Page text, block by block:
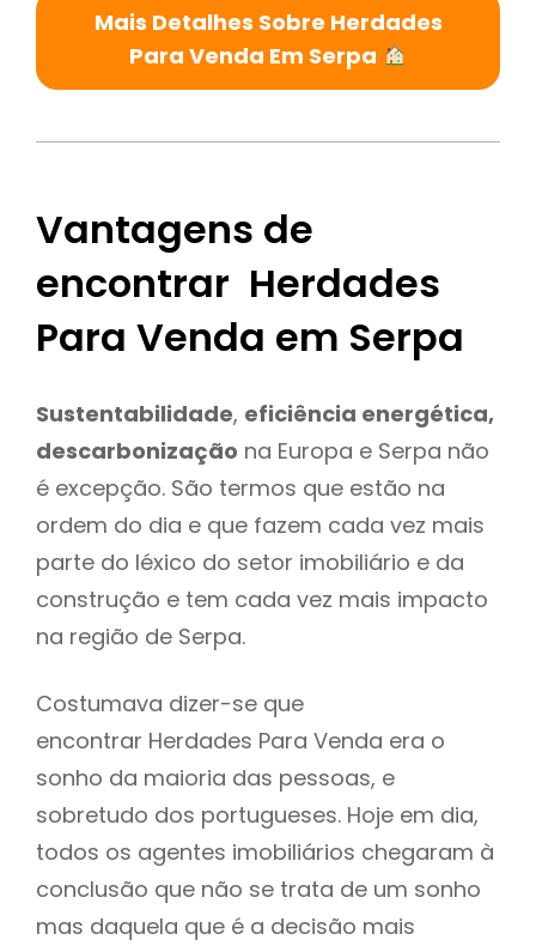
Mais Detalhes Sobre Herdades
Para Venda Em Serpa
Vantagens de
encontrar Herdades
Para Venda em Serpa
Sustentabilidade, eficiência energética,
descarbonização na Europa e Serpa não
é excepção. São termos que estão na
ordem do dia e que fazem cada vez mais
parte do léxico do setor imobiliário e da
construção e tem cada vez mais impacto
na região de Serpa.
Costumava dizer-se que
encontrar Herdades Para Venda era o
sonho da maioria das pessoas, e
sobretudo dos portugueses. Hoje em dia,
todos os agentes imobiliários chegaram à
conclusão que não se trata de um sonho
mas daquela que é a decisão mais